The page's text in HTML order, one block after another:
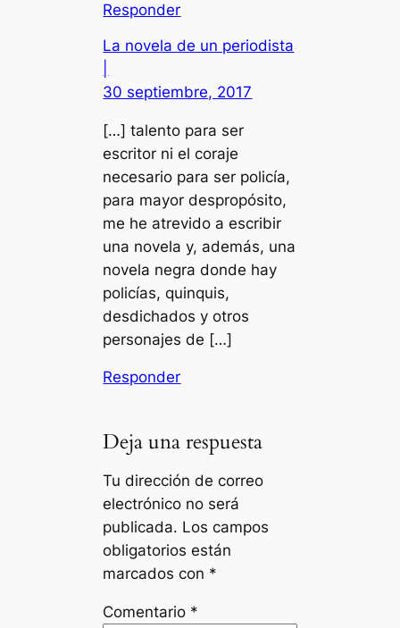
Responder
La novela de un periodista
30 septiembre, 2017
[…] talento para ser
escritor ni el coraje
necesario para ser policía,
para mayor despropósito,
me he atrevido a escribir
una novela y, además, una
novela negra donde hay
policías, quinquis,
desdichados y otros
personajes de […]
Responder
Deja una respuesta
Tu dirección de correo
electrónico no será
publicada. Los campos
obligatorios están
marcados con *
Comentario *